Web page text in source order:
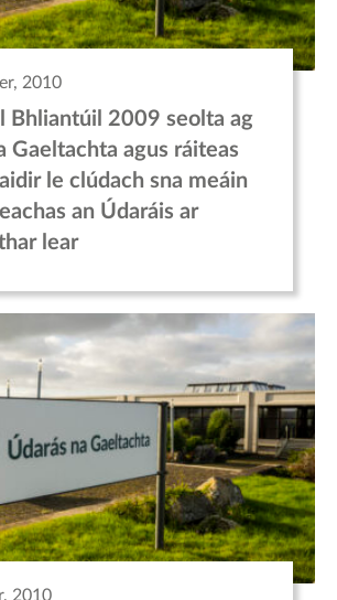
2010
Bhliantúil 2009 seolta ag
Gaeltachta agus ráiteas
le clúdach sna meáin
an Údaráis ar
lear
2010